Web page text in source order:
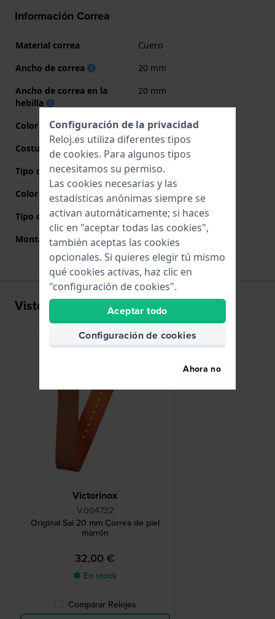
Información Correa
Material correa
Cuero
Ancho de correa
20 mm
Ancho de correa en la
hebilla
20 mm
Color de correa
Marrón
Costura de color
Tipo de cierre
Hebilla
Color del cierre
Plateado
Tipo de montaje
Pasadores de resorte
Montaje Recto
Si
Visto recientemente
Victorinox
V.004732
Original Sai 20 mm Correa de piel
marrón
32,00 €
● En stock
Comparar Relojes
Configuración de la privacidad
Reloj.es utiliza diferentes tipos
de cookies. Para algunos tipos
necesitamos su permiso.
Las cookies necesarias y las
estadísticas anónimas siempre se
activan automáticamente; si haces
clic en "aceptar todas las cookies",
también aceptas las cookies
opcionales. Si quieres elegir tú mismo
qué cookies activas, haz clic en
"configuración de cookies".
Aceptar todo
Configuración de cookies
Ahora no